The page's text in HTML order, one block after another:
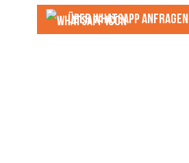
Über WhatsApp anfragеn